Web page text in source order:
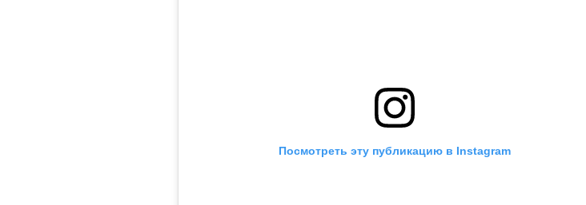
Посмотреть эту публикацию в Instagram